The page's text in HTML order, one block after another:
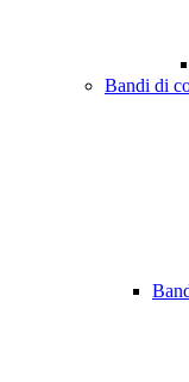
Bandi di